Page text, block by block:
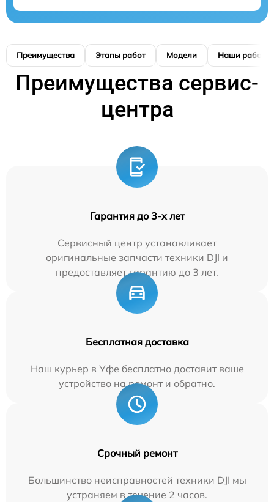
Преимущества Этапы работ Модели Наши работы
Преимущества сервис-
центра
Гарантия до 3-х лет
Сервисный центр устанавливает
оригинальные запчасти техники DJI и
предоставляет гарантию до 3 лет.
Бесплатная доставка
Наш курьер в Уфе бесплатно доставит ваше
устройство на ремонт и обратно.
Срочный ремонт
Большинство неисправностей техники DJI мы
устраняем в течение 2 часов.